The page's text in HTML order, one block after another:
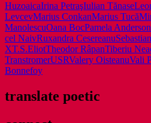
HuzoaicaIrina PetraşIulian Tănase
LevcevMarius ConkanMarius Tucă
ManolescuOana BocPamela Anderson
cel NaivRuxandra Cesereanu
XT.S.EliotTheodor RâpanTiberiu
TranstromerUSRValery OisteanuVali
Bonnefoy
translate poetic